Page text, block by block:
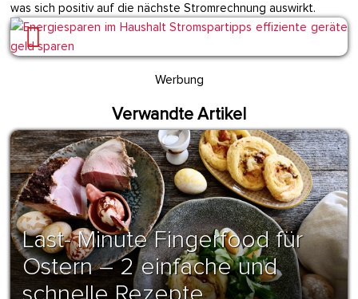
was sich positiv auf die nächste Stromrechnung auswirkt.
Werbung
Verwandte Artikel
Last- Minute Fingerfood für
Ostern – 2 einfache und